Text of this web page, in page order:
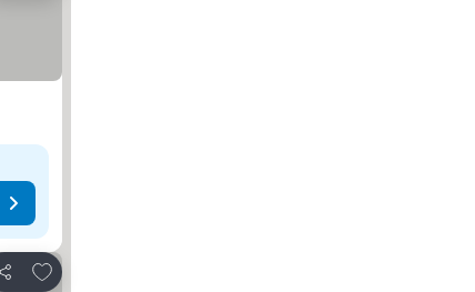
Κοινοποίηση
Προσθήκη στα αγαπημένα